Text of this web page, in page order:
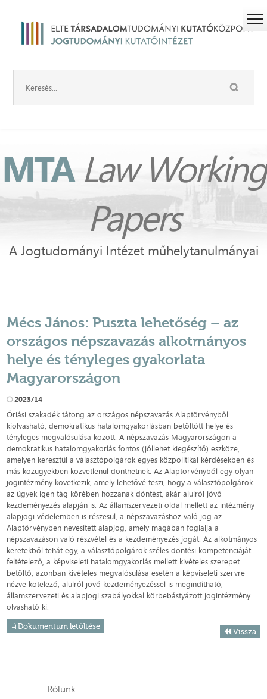
MTALaw Working
Papers
A Jogtudományi Intézet műhelytanulmányai
Mécs János: Puszta lehetőség – az
országos népszavazás alkotmányos
helye és tényleges gyakorlata
Magyarországon
2023/14
Óriási szakadék tátong az országos népszavazás Alaptörvényből
kiolvasható, demokratikus hatalomgyakorlásban betöltött helye és
tényleges megvalósulása között. A népszavazás Magyarországon a
demokratikus hatalomgyakorlás fontos (jóllehet kiegészítő) eszköze,
amelyen keresztül a választópolgárok egyes közpolitikai kérdésekben és
más közügyekben közvetlenül dönthetnek. Az Alaptörvényből egy olyan
jogintézmény következik, amely lehetővé teszi, hogy a választópolgárok
az ügyek igen tág körében hozzanak döntést, akár alulról jövő
kezdeményezés alapján is. Az államszervezeti oldal mellett az intézmény
alapjogi védelemben is részesül, a népszavazáshoz való jog az
Alaptörvényben nevesített alapjog, amely magában foglalja a
népszavazáson való részvétel és a kezdeményezés jogát. Az alkotmányos
keretekből tehát egy, a választópolgárok széles döntési kompetenciáját
feltételező, a képviseleti hatalomgyakorlás mellett kivételes szerepet
betöltő, azonban kivételes megvalósulása esetén a képviseleti szervre
nézve kötelező, alulról jövő kezdeményezéssel is megindítható,
államszervezeti és alapjogi szabályokkal körbebástyázott jogintézmény
olvasható ki.
Dokumentum letöltése
Vissza
Rólunk